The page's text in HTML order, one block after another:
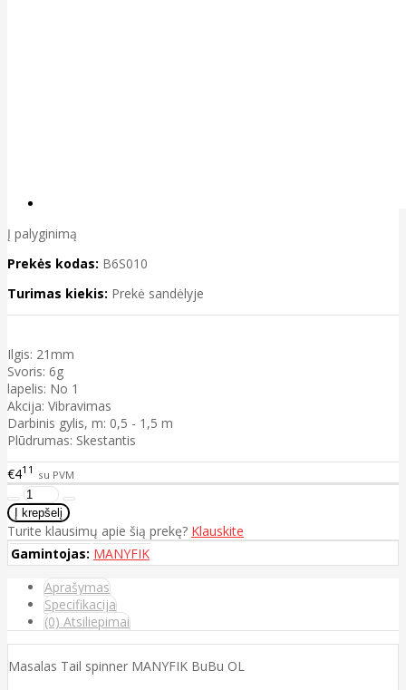
Į palyginimą
Prekės kodas: B6S010
Turimas kiekis: Prekė sandėlyje
Ilgis: 21mm
Svoris: 6g
lapelis: No 1
Akcija: Vibravimas
Darbinis gylis, m: 0,5 - 1,5 m
Plūdrumas: Skestantis
€411 su PVM
Turite klausimų apie šią prekę? Klauskite
Gamintojas: MANYFIK
Aprašymas
Specifikacija
(0) Atsiliepimai
Masalas Tail spinner MANYFIK BuBu OL